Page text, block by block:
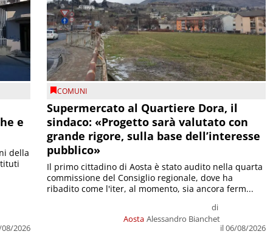
e
08/2026
della
COMUNI
Supermercato al Quartiere Dora, il
sindaco: «Progetto sarà valutato con
grande rigore, sulla base dell’interesse
pubblico»
Aosta
di
Alessandro Bianchet
il 06/08/2026
Il primo cittadino di Aosta è stato audito nella quarta
commissione del Consiglio regionale, dove ha
ribadito come l'iter, al momento, sia ancora ferm...